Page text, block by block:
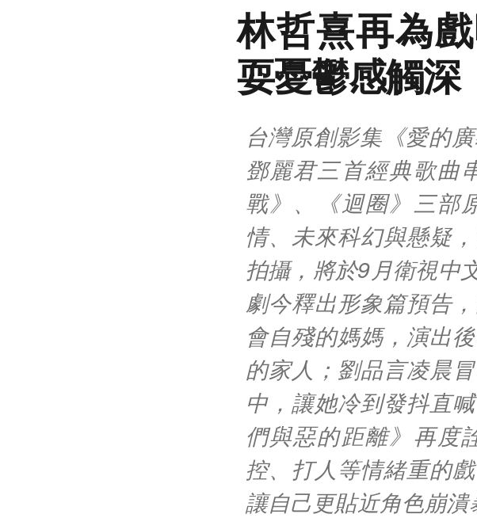
林哲熹再為
耍憂鬱感觸深
台灣原創影集《愛的
鄧麗君三首經典歌曲
戰》、《迴圈》三部
情、未來科幻與懸疑
拍攝，將於9月衛視中
劇今釋出形象篇預告
會自殘的媽媽，演出
的家人；劉品言凌晨
中，讓她冷到發抖直
們與惡的距離》再度
控、打人等情緒重的
讓自己更貼近角色崩潰